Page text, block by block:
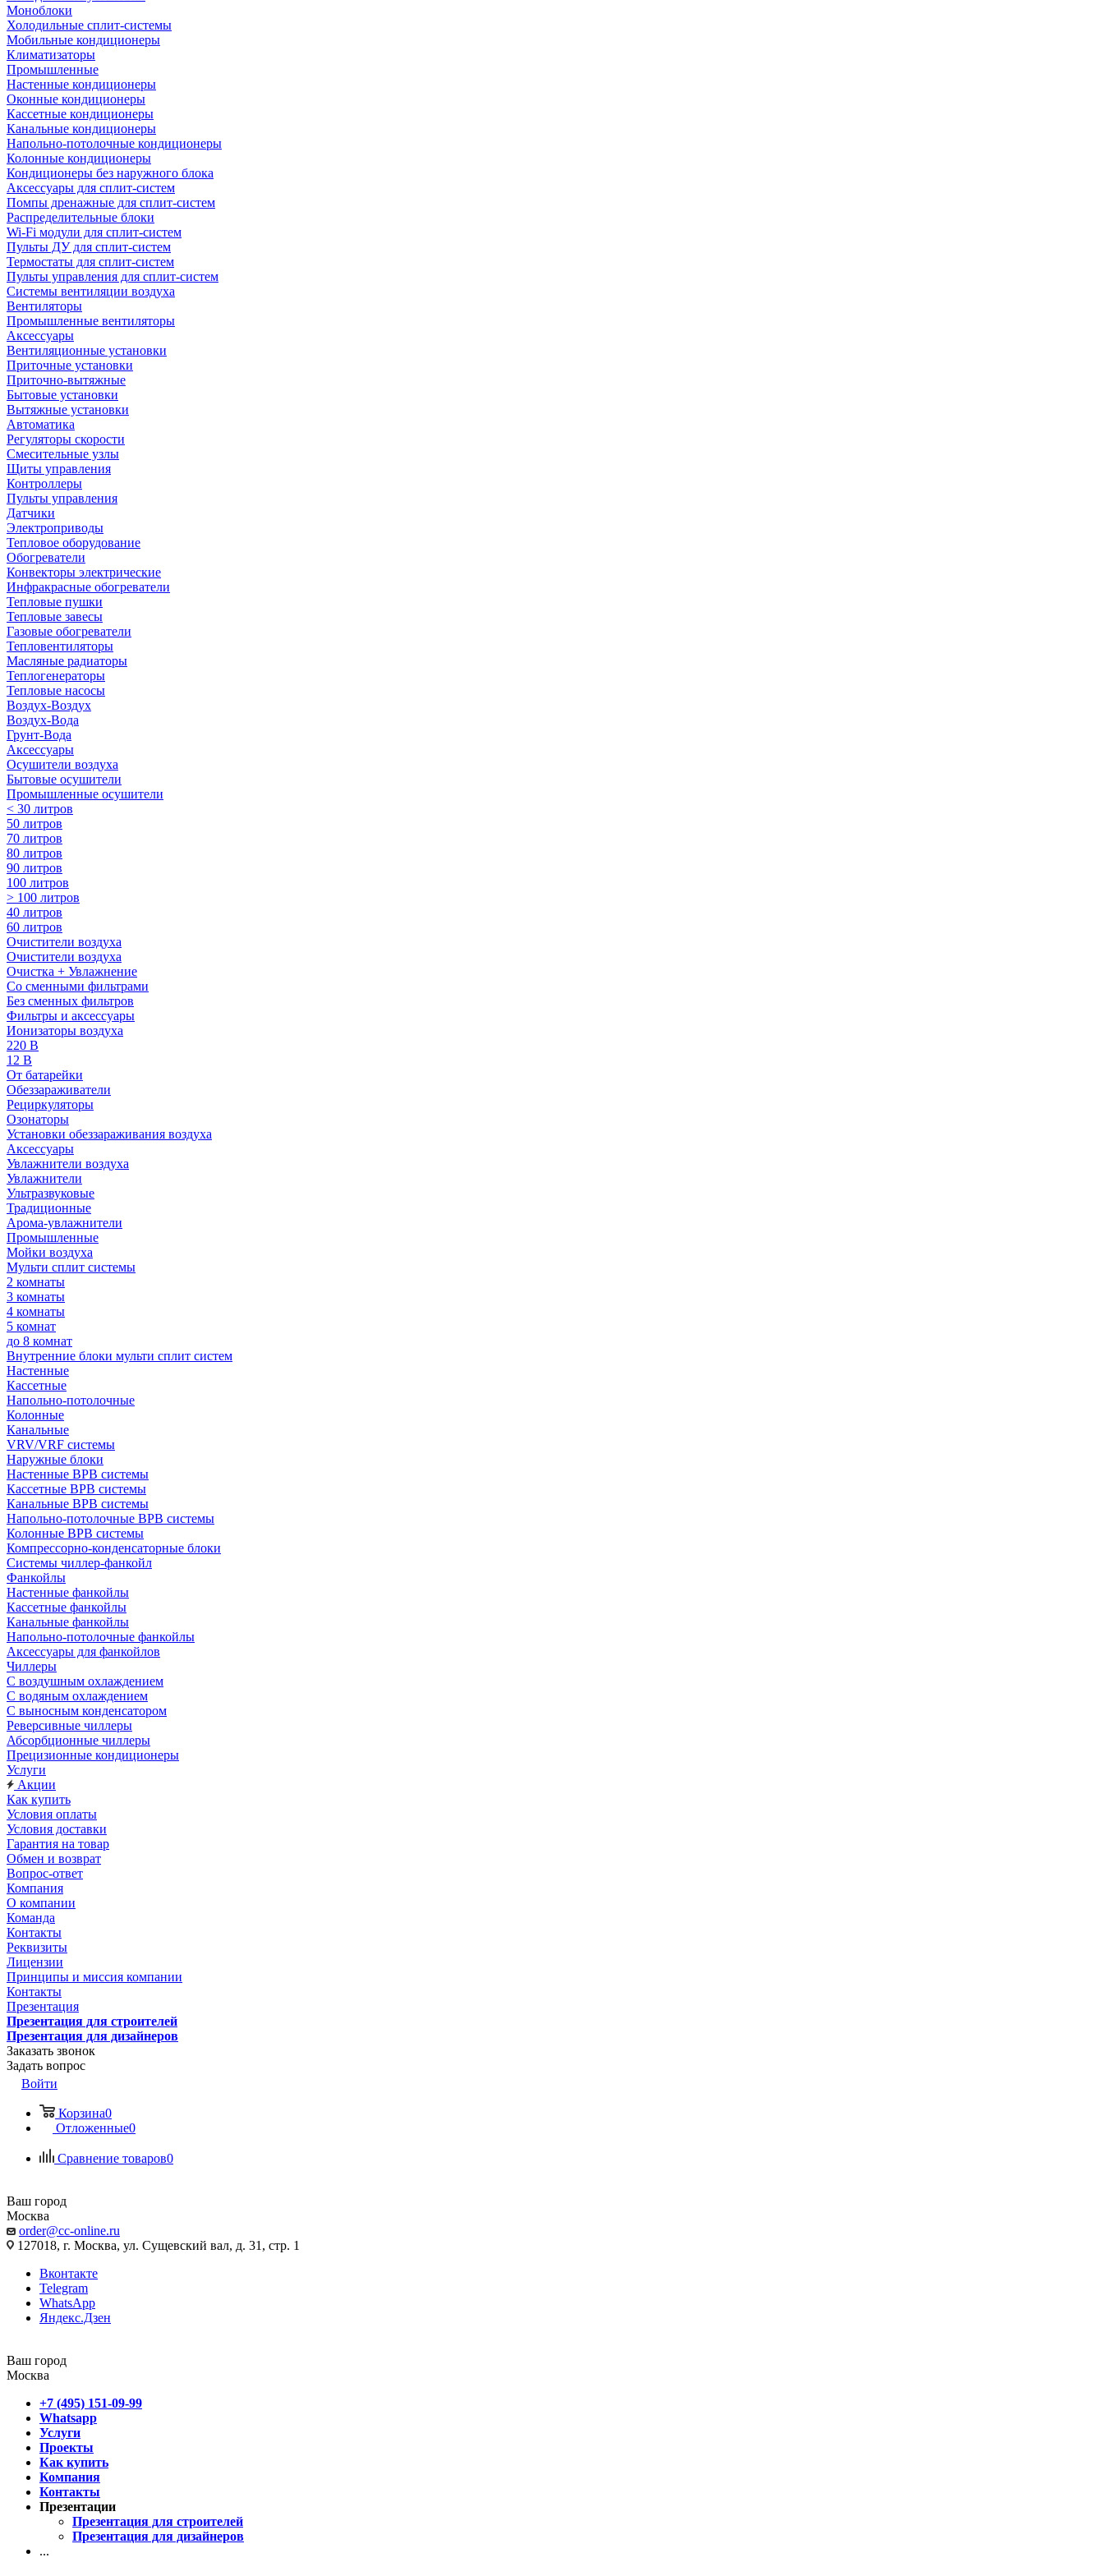
Моноблоки
Холодильные сплит-системы
Мобильные кондиционеры
Климатизаторы
Промышленные
Настенные кондиционеры
Оконные кондиционеры
Кассетные кондиционеры
Канальные кондиционеры
Напольно-потолочные кондиционеры
Колонные кондиционеры
Кондиционеры без наружного блока
Аксессуары для сплит-систем
Помпы дренажные для сплит-систем
Распределительные блоки
Wi-Fi модули для сплит-систем
Пульты ДУ для сплит-систем
Термостаты для сплит-систем
Пульты управления для сплит-систем
Системы вентиляции воздуха
Вентиляторы
Промышленные вентиляторы
Аксессуары
Вентиляционные установки
Приточные установки
Приточно-вытяжные
Бытовые установки
Вытяжные установки
Автоматика
Регуляторы скорости
Смесительные узлы
Щиты управления
Контроллеры
Пульты управления
Датчики
Электроприводы
Тепловое оборудование
Обогреватели
Конвекторы электрические
Инфракрасные обогреватели
Тепловые пушки
Тепловые завесы
Газовые обогреватели
Тепловентиляторы
Масляные радиаторы
Теплогенераторы
Тепловые насосы
Воздух-Воздух
Воздух-Вода
Грунт-Вода
Аксессуары
Осушители воздуха
Бытовые осушители
Промышленные осушители
< 30 литров
50 литров
70 литров
80 литров
90 литров
100 литров
> 100 литров
40 литров
60 литров
Очистители воздуха
Очистители воздуха
Очистка + Увлажнение
Cо сменными фильтрами
Без сменных фильтров
Фильтры и аксессуары
Ионизаторы воздуха
220 В
12 В
От батарейки
Обеззараживатели
Рециркуляторы
Озонаторы
Установки обеззараживания воздуха
Аксессуары
Увлажнители воздуха
Увлажнители
Ультразвуковые
Традиционные
Арома-увлажнители
Промышленные
Мойки воздуха
Мульти сплит системы
2 комнаты
3 комнаты
4 комнаты
5 комнат
до 8 комнат
Внутренние блоки мульти сплит систем
Настенные
Кассетные
Напольно-потолочные
Колонные
Канальные
VRV/VRF системы
Наружные блоки
Настенные ВРВ системы
Кассетные ВРВ системы
Канальные ВРВ системы
Напольно-потолочные ВРВ системы
Колонные ВРВ системы
Компрессорно-конденсаторные блоки
Системы чиллер-фанкойл
Фанкойлы
Настенные фанкойлы
Кассетные фанкойлы
Канальные фанкойлы
Напольно-потолочные фанкойлы
Аксессуары для фанкойлов
Чиллеры
С воздушным охлаждением
С водяным охлаждением
С выносным конденсатором
Реверсивные чиллеры
Абсорбционные чиллеры
Прецизионные кондиционеры
Услуги
Акции
Как купить
Условия оплаты
Условия доставки
Гарантия на товар
Обмен и возврат
Вопрос-ответ
Компания
О компании
Команда
Контакты
Реквизиты
Лицензии
Принципы и миссия компании
Контакты
Презентация
Презентация для строителей
Презентация для дизайнеров
Заказать звонок
Задать вопрос
Войти
Корзина0
Отложенные0
Сравнение товаров0
Ваш город
Москва
order@cc-online.ru
127018, г. Москва, ул. Сущевский вал, д. 31, стр. 1
Вконтакте
Telegram
WhatsApp
Яндекс.Дзен
Ваш город
Москва
+7 (495) 151-09-99
Whatsapp
Услуги
Проекты
Как купить
Компания
Контакты
Презентации
Презентация для строителей
Презентация для дизайнеров
...